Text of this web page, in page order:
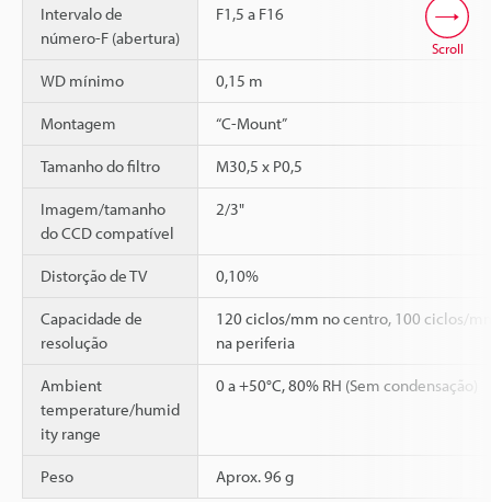
Intervalo de
número-F (abertura)
F1,5 a F16
WD mínimo 0,15 m
Montagem “C-Mount”
Tamanho do filtro M30,5 x P0,5
Imagem/tamanho
do CCD compatível
2/3"
Distorção de TV 0,10%
Capacidade de
resolução
120 ciclos/mm no centro, 100 ciclos/
na periferia
Ambient
temperature/humid
ity range
0 a +50°C, 80% RH (Sem condensação)
Peso Aprox. 96 g
Scroll